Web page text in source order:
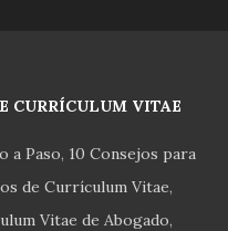
CURRÍCULUM VITAE
a Paso 10 Consejos para
de Currículum Vitae
Vitae de Abogado